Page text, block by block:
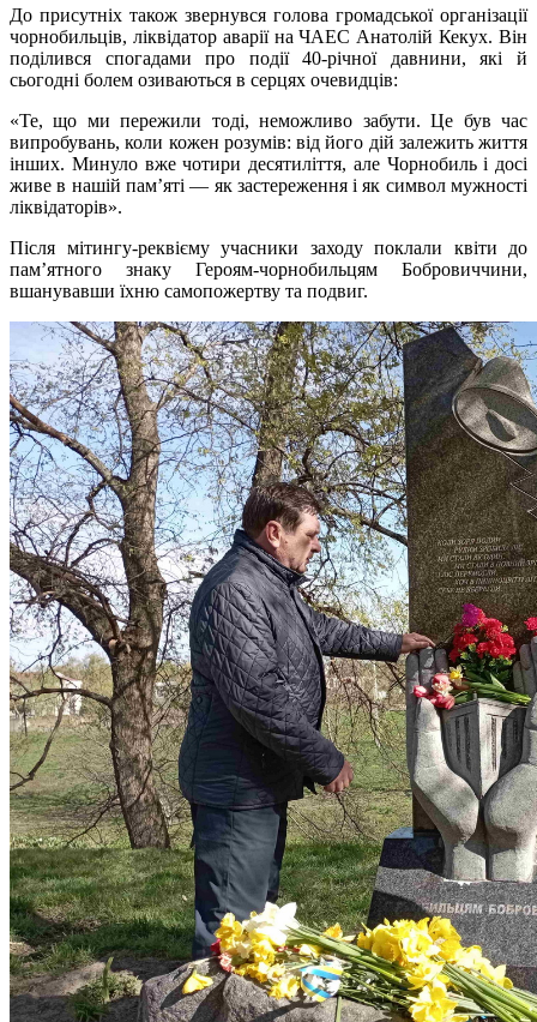
До присутніх також звернувся голова громадської організації
чорнобильців, ліквідатор аварії на ЧАЕС Анатолій Кекух. Він
поділився спогадами про події 40-річної давнини, які й
сьогодні болем озиваються в серцях очевидців:
«Те, що ми пережили тоді, неможливо забути. Це був час
випробувань, коли кожен розумів: від його дій залежить життя
інших. Минуло вже чотири десятиліття, але Чорнобиль і досі
живе в нашій пам’яті — як застереження і як символ мужності
ліквідаторів».
Після мітингу-реквієму учасники заходу поклали квіти до
пам’ятного знаку Героям-чорнобильцям Бобровиччини,
вшанувавши їхню самопожертву та подвиг.